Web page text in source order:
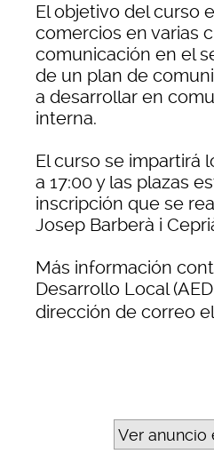
El objetivo del curso
comercios en varias
comunicación en el
de un plan de
a desarrollar en
interna.
El curso se impartirá
a 17:00 y las plazas
inscripción que se
Josep Barberà i
Más información
Desarrollo Local
dirección de correo
Ver anuncio